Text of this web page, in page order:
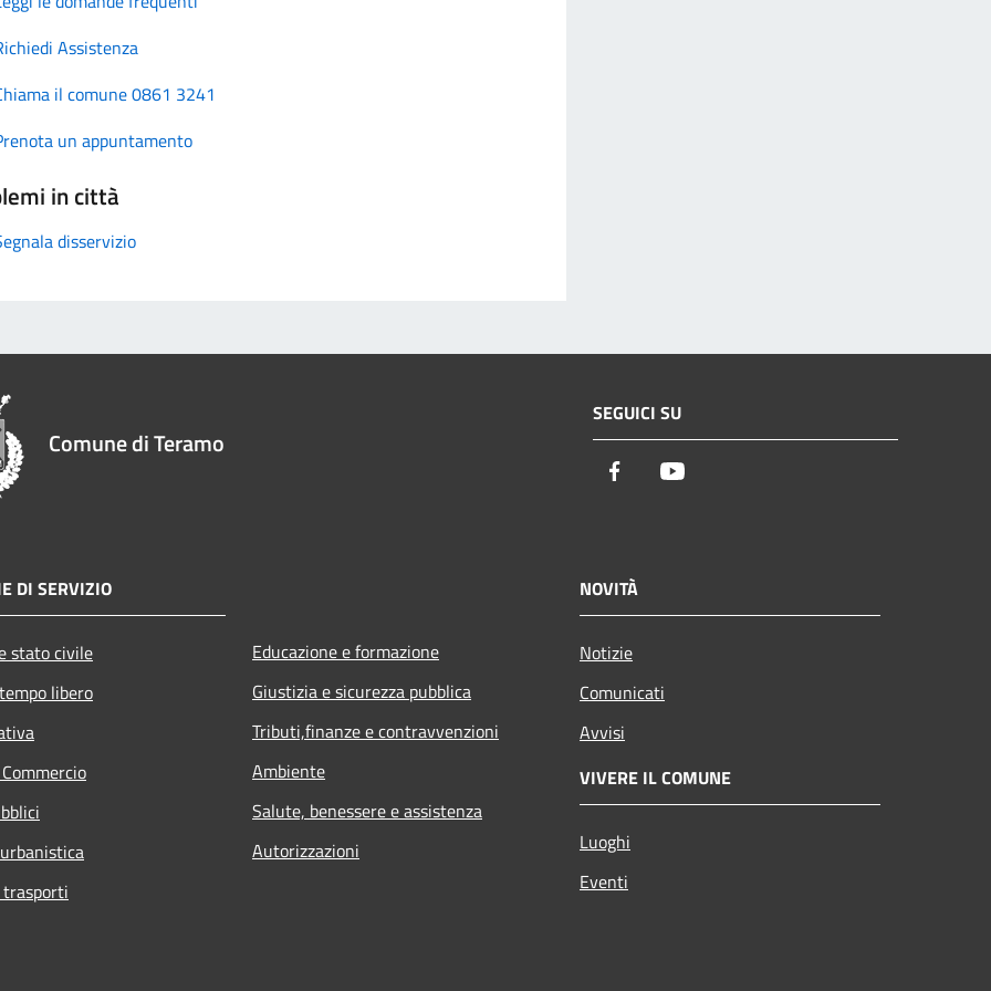
Assistenza
il comune 0861 3241
un appuntamento
in città
disservizio
Comune di Teramo
SEGUICI SU
Facebook
DI SERVIZIO
stato civile
libero
Educazione e formazione
Giustizia e sicurezza pubblica
Tributi,finanze e contravvenzioni
Ambiente
Salute, benessere e assistenza
Autorizzazioni
NOVITÀ
Notizie
Comunicati
Avvisi
VIVERE IL COMUNE
Luoghi
Eventi